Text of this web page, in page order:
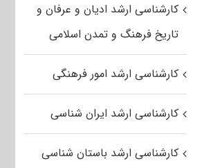
کارشناسی ارشد ادیان و عرفان و
تاریخ فرهنگ و تمدن اسلامی
کارشناسی ارشد امور فرهنگی
کارشناسی ارشد ایران شناسی
کارشناسی ارشد باستان شناسی